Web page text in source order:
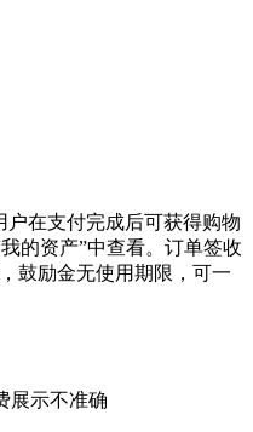
户在支付完成后可获得购物
的资产”中查看。订单签收
鼓励金无使用期限，可一
展示不准确